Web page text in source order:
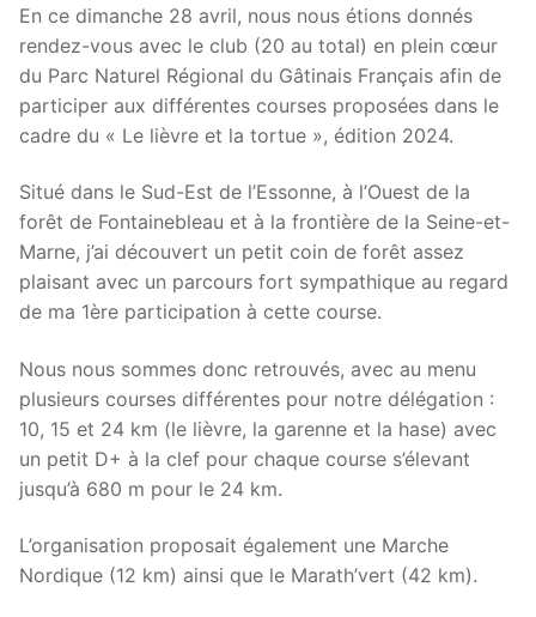
En ce dimanche 28 avril, nous nous étions donnés
rendez-vous avec le club (20 au total) en plein cœur
du Parc Naturel Régional du Gâtinais Français afin de
participer aux différentes courses proposées dans le
cadre du « Le lièvre et la tortue », édition 2024.
Situé dans le Sud-Est de l’Essonne, à l’Ouest de la
forêt de Fontainebleau et à la frontière de la Seine-et-
Marne, j’ai découvert un petit coin de forêt assez
plaisant avec un parcours fort sympathique au regard
de ma 1ère participation à cette course.
Nous nous sommes donc retrouvés, avec au menu
plusieurs courses différentes pour notre délégation :
10, 15 et 24 km (le lièvre, la garenne et la hase) avec
un petit D+ à la clef pour chaque course s’élevant
jusqu’à 680 m pour le 24 km.
L’organisation proposait également une Marche
Nordique (12 km) ainsi que le Marath’vert (42 km).